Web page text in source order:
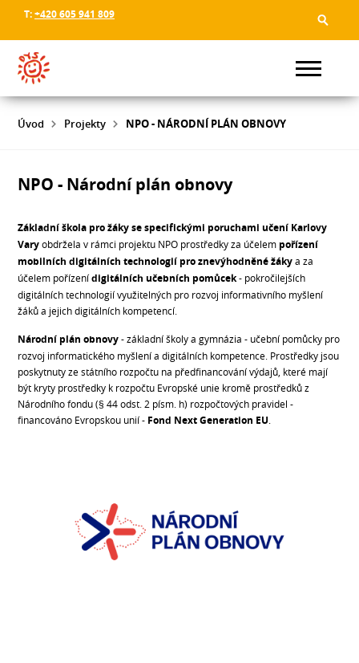
T:+420 605 941 809
Úvod Projekty NPO - NÁRODNÍ PLÁN OBNOVY
NPO - Národní plán obnovy
Základní škola pro žáky se specifickými poruchami učení Karlovy
Varyobdržela v rámci projektu NPO prostředky za účelem pořízení
mobilních digitálních technologií pro znevýhodněné žákya za
účelem pořízenídigitálních učebních pomůcek- pokročilejších
digitálních technologií využitelných pro rozvoj informativního myšlení
žáků a jejich digitálních kompetencí.
Národní plán obnovy- základní školy a gymnázia - učební pomůcky pro
rozvoj informatického myšlení a digitálních kompetence. Prostředky jsou
poskytnuty ze státního rozpočtu na předfinancování výdajů, které mají
být kryty prostředky k rozpočtu Evropské unie kromě prostředků z
Národního fondu (§ 44 odst. 2 písm. h) rozpočtových pravidel -
financováno Evropskou unií - Fond Next Generation EU